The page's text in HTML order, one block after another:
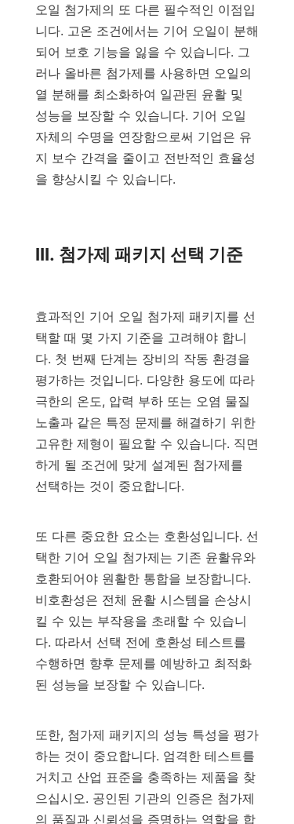
오일 첨가제의 또 다른 필수적인 이점입
니다. 고온 조건에서는 기어 오일이 분해
되어 보호 기능을 잃을 수 있습니다. 그
러나 올바른 첨가제를 사용하면 오일의
열 분해를 최소화하여 일관된 윤활 및
성능을 보장할 수 있습니다. 기어 오일
자체의 수명을 연장함으로써 기업은 유
지 보수 간격을 줄이고 전반적인 효율성
을 향상시킬 수 있습니다.
III. 첨가제 패키지 선택 기준
효과적인 기어 오일 첨가제 패키지를 선
택할 때 몇 가지 기준을 고려해야 합니
다. 첫 번째 단계는 장비의 작동 환경을
평가하는 것입니다. 다양한 용도에 따라
극한의 온도, 압력 부하 또는 오염 물질
노출과 같은 특정 문제를 해결하기 위한
고유한 제형이 필요할 수 있습니다. 직면
하게 될 조건에 맞게 설계된 첨가제를
선택하는 것이 중요합니다.
또 다른 중요한 요소는 호환성입니다. 선
택한 기어 오일 첨가제는 기존 윤활유와
호환되어야 원활한 통합을 보장합니다.
비호환성은 전체 윤활 시스템을 손상시
킬 수 있는 부작용을 초래할 수 있습니
다. 따라서 선택 전에 호환성 테스트를
수행하면 향후 문제를 예방하고 최적화
된 성능을 보장할 수 있습니다.
또한, 첨가제 패키지의 성능 특성을 평가
하는 것이 중요합니다. 엄격한 테스트를
거치고 산업 표준을 충족하는 제품을 찾
으십시오. 공인된 기관의 인증은 첨가제
의 품질과 신뢰성을 증명하는 역할을 합